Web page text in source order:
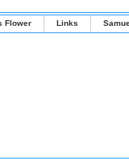
Flower Links